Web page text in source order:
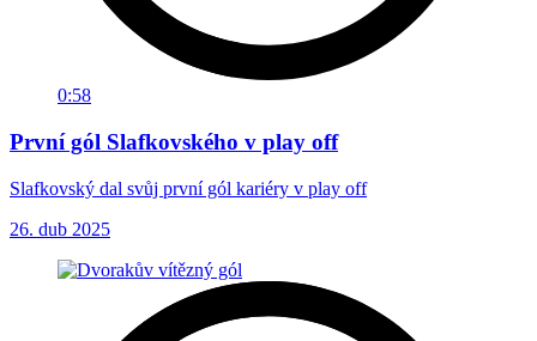
0:58
První gól Slafkovského v play off
Slafkovský dal svůj první gól kariéry v play off
26. dub 2025